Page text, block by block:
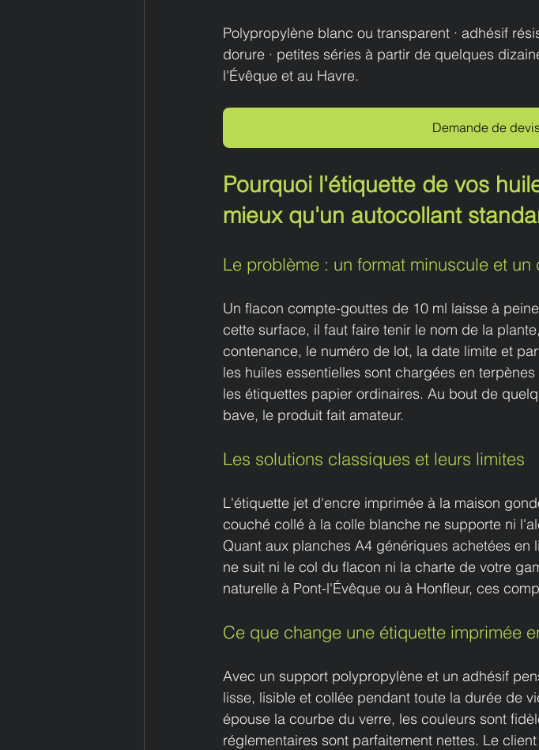
Polypropylène blanc ou transparent · adhésif
dorure · petites séries à partir de quelques
l'Évêque et au Havre.
Demande de
Pourquoi l'étiquette de vos
mieux qu'un autocollant
Le problème : un format minuscule et un
Un flacon compte-gouttes de 10 ml laisse à
cette surface, il faut faire tenir le nom de la
contenance, le numéro de lot, la date limite et
les huiles essentielles sont chargées en
les étiquettes papier ordinaires. Au bout de
bave, le produit fait amateur.
Les solutions classiques et leurs limites
L'étiquette jet d'encre imprimée à la maison
couché collé à la colle blanche ne supporte ni
Quant aux planches A4 génériques achetées
ne suit ni le col du flacon ni la charte de votre
naturelle à Pont-l'Évêque ou à Honfleur, ces
Ce que change une étiquette imprimée
Avec un support polypropylène et un adhésif
lisse, lisible et collée pendant toute la durée de
épouse la courbe du verre, les couleurs sont
réglementaires sont parfaitement nettes. Le